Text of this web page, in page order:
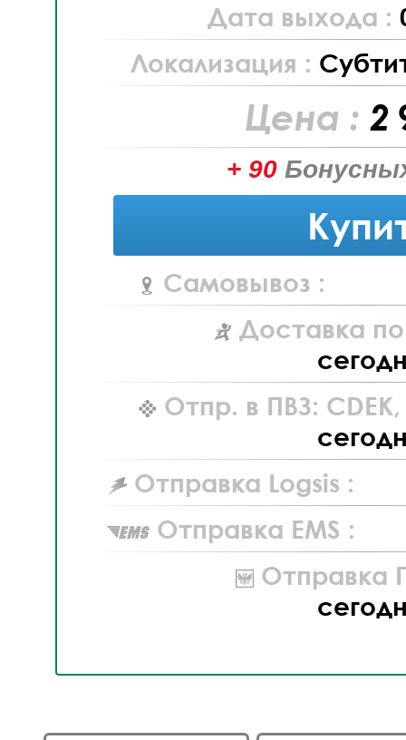
Дата выхода :
Локализация :
Цена : 2
+ 90
Самовывоз :
Доставка
Отпр. в ПВЗ: CDEK,
Отправка Logsis :
Отправка EMS :
Отправка